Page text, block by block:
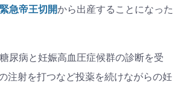
急帝王切開から出産することになった
尿病と妊娠高血圧症候群の診断を受
注射を打つなど投薬を続けながらの妊